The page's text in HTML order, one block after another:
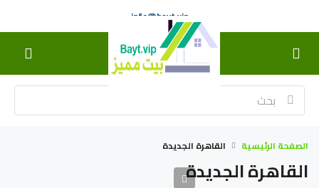
info@bayt.vip
الصفحة الرئيسية القاهرة الجديدة
القاهرة الجديدة